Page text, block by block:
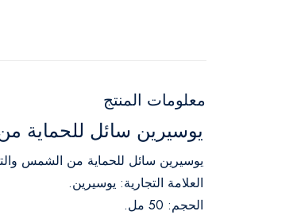
معلومات المنتج
يوسيرين سائل للحماية من
يوسيرين سائل للحماية من الشمس
العلامة التجارية: يوسيرين.
الحجم: 50 مل.